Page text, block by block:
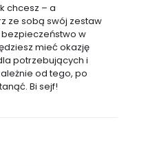
chcesz – a
ze sobą swój zestaw
w
mieć okazję
potrzebujących i
od tego, po
Bi sejf!